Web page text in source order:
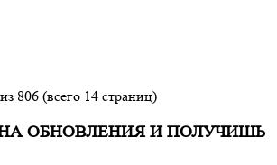
806 (всего 14 страниц)
ОБНОВЛЕНИЯ И ПОЛУЧИШЬ